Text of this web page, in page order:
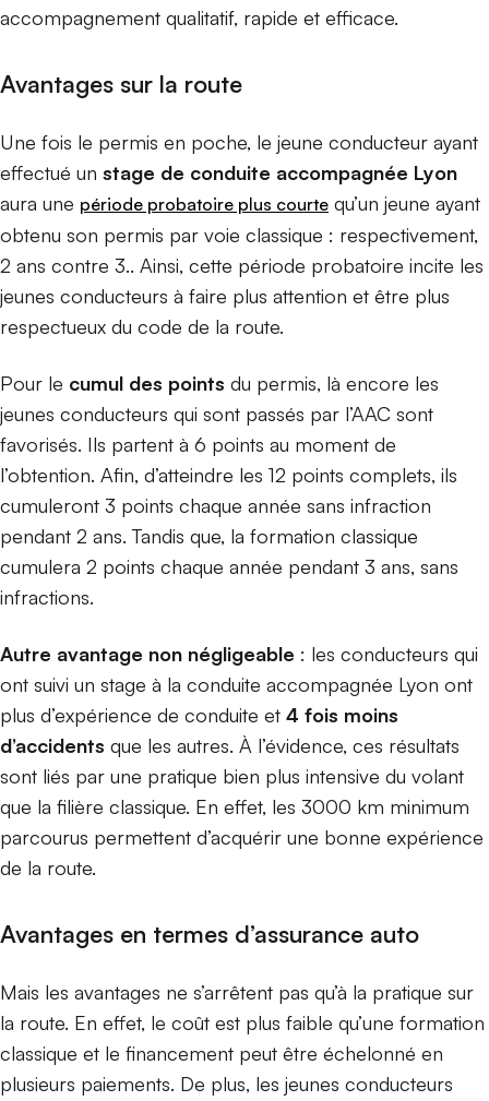
accompagnement qualitatif, rapide et efficace.
Avantages sur la route
Une fois le permis en poche, le jeune conducteur ayant
effectué un stage de conduite accompagnée Lyon
aura une période probatoire plus courte qu’un jeune ayant
obtenu son permis par voie classique : respectivement,
2 ans contre 3.. Ainsi, cette période probatoire incite les
jeunes conducteurs à faire plus attention et être plus
respectueux du code de la route.
Pour le cumul des points du permis, là encore les
jeunes conducteurs qui sont passés par l’AAC sont
favorisés. Ils partent à 6 points au moment de
l’obtention. Afin, d’atteindre les 12 points complets, ils
cumuleront 3 points chaque année sans infraction
pendant 2 ans. Tandis que, la formation classique
cumulera 2 points chaque année pendant 3 ans, sans
infractions.
Autre avantage non négligeable : les conducteurs qui
ont suivi un stage à la conduite accompagnée Lyon ont
plus d’expérience de conduite et 4 fois moins
d’accidents que les autres. À l’évidence, ces résultats
sont liés par une pratique bien plus intensive du volant
que la filière classique. En effet, les 3000 km minimum
parcourus permettent d’acquérir une bonne expérience
de la route.
Avantages en termes d’assurance auto
Mais les avantages ne s’arrêtent pas qu’à la pratique sur
la route. En effet, le coût est plus faible qu’une formation
classique et le financement peut être échelonné en
plusieurs paiements. De plus, les jeunes conducteurs